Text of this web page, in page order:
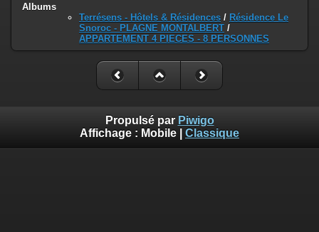
Albums
Terrésens - Hôtels & Résidences / Résidence Le
Snoroc - PLAGNE MONTALBERT /
APPARTEMENT 4 PIECES - 8 PERSONNES
Propulsé par Piwigo
Affichage : Mobile Classique